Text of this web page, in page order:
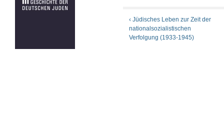
‹ Jüdisches Leben zur Zeit der
nationalsozialistischen
Verfolgung (1933-1945)